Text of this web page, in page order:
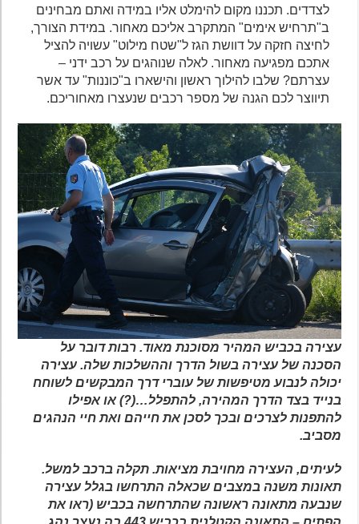
לצדדים. תכננו מקום להימלט אליו במידה ואתם מבחינים
ב"תרחיש אימים" המתקרב אליכם מאחור. במידת הצורך,
לחיצה חזקה על דוושת הגז ל"שטח מילוט" עשויה להציל
אתכם מפגיעה מאחור. לאלה שנוהגים על רכב ידני –
עצרתם? שלבו להילוך ראשון והישארו ב"כוננות" עד אשר
תיווצר לכם הגנה של מספר רכבים שנעצרו מאחוריכם.
עצירה בכביש המהיר מסוכנת מאוד. רבות דובר על
הסכנה של עצירה בשול הדרך וההשלכות שלה. עצירה
יכולה לנבוע מטיפשות של עוברי דרך המבקשים לשוחח
בנייד בצד הדרך המהירה, להתפלל…(?) או אפילו
להתפנות לצרכים ובכך לסכן את חייהם ואת חיי הנהגים
מסביב.
לעיתים, העצירה מחויבת מציאות. תקלה ברכב למשל.
תאונות משנה במצבים שכאלה התרחשו בגלל עצירה
שנבעה מתאונה ראשונה שהתרחשה בכביש (ראו את